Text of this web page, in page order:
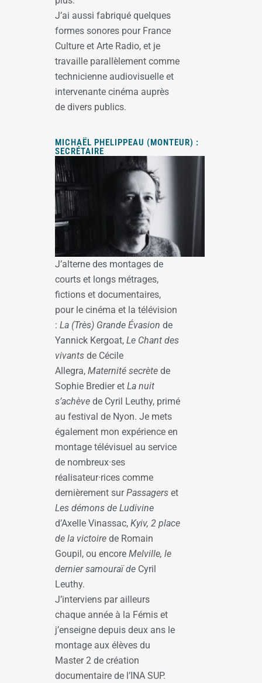
J’ai aussi fabriqué quelques
formes sonores pour France
Culture et Arte Radio, et je
travaille parallèlement comme
technicienne audiovisuelle et
intervenante cinéma auprès
de divers publics.
MICHAËL PHELIPPEAU (MONTEUR) :
SECRÉTAIRE
J’alterne des montages de
courts et longs métrages,
fictions et documentaires,
pour le cinéma et la télévision
: La (Très) Grande Évasion de
Yannick Kergoat, Le Chant des
vivants de Cécile
Allegra, Maternité secrète de
Sophie Bredier et La nuit
s’achève de Cyril Leuthy, primé
au festival de Nyon. Je mets
également mon expérience en
montage télévisuel au service
de nombreux·ses
réalisateur·rices comme
dernièrement surPassagers et
Les démons de Ludivine
d’Axelle Vinassac, Kyiv, 2 place
de la victoire de Romain
Goupil, ou encore Melville, le
dernier samouraï de Cyril
Leuthy.
J’interviens par ailleurs
chaque année à la Fémis et
j’enseigne depuis deux ans le
montage aux élèves du
Master 2 de création
documentaire de l’INA SUP.